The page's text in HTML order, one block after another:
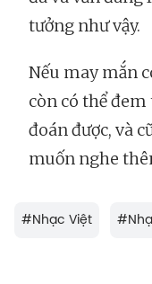
tưởng như vậy.
Nếu may mắn
còn có thể
đoán được, và
muốn nghe
#Nhạc Việt #